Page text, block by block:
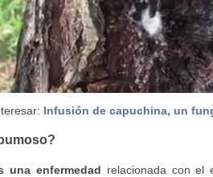
Infusión de capuchina, un
una enfermedad relacionada con el